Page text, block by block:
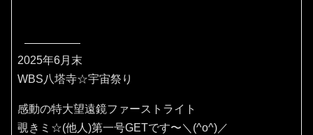
2025年6月末
WBS八塔寺☆宇宙祭り
感動の特大望遠鏡ファーストライト
覗きミ☆(他人)第一号GETです〜＼(^o^)／